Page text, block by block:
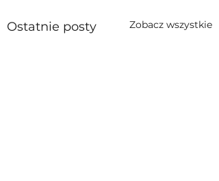
Ostatnie posty Zobacz wszystkie